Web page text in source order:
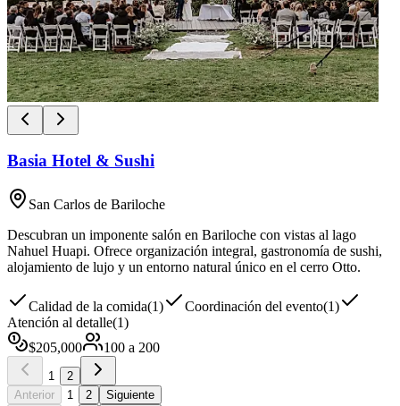
Basia Hotel & Sushi
San Carlos de Bariloche
Descubran un imponente salón en Bariloche con vistas al lago
Nahuel Huapi. Ofrece organización integral, gastronomía de sushi,
alojamiento de lujo y un entorno natural único en el cerro Otto.
Calidad de la comida(1) Coordinación del evento(1)
Atención al detalle(1)
$205,000 100 a 200
1
2
Anterior
1 2
Siguiente